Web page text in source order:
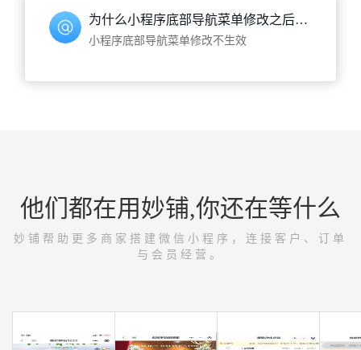
为什么小程序底部导航菜单修改之后不起作用？
小程序底部导航菜单修改不生效
他们都在用妙铺,你还在等什么
妙铺帮助更多商家搭建微信小程序，连接客户、订单
与会员经营。